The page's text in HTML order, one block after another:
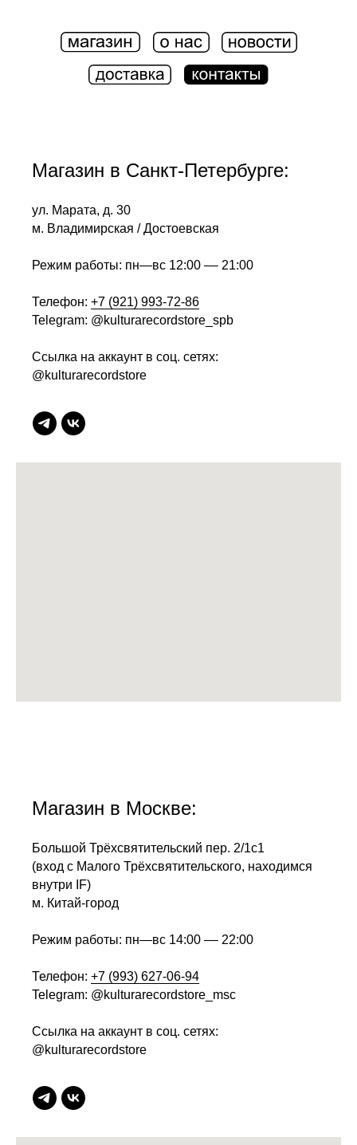
Магазин в Санкт-Петербурге:
ул. Марата, д. 30
м. Владимирская / Достоевская
Режим работы: пн—вс 12:00 –– 21:00
Телефон: +7 (921) 993-72-86
Telegram: @kulturarecordstore_spb
Ссылка на аккаунт в соц. сетях:
@kulturarecordstore
Магазин в Москве:
Большой Трёхсвятительский пер. 2/1с1
(вход с Малого Трёхсвятительского, находимся
внутри IF)
м. Китай-город
Режим работы: пн—вс 14:00 –– 22:00
Телефон: +7 (993) 627-06-94
Telegram: @kulturarecordstore_msc
Ссылка на аккаунт в соц. сетях:
@kulturarecordstore